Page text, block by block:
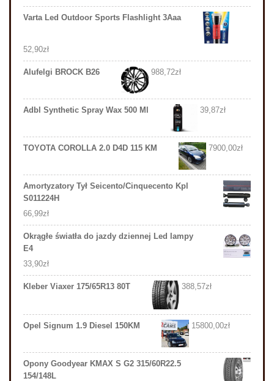
Varta Led Outdoor Sports Flashlight 3Aaa
52,90zł
Alufelgi BROCK B26 988,72zł
Adbl Synthetic Spray Wax 500 Ml 39,87zł
TOYOTA COROLLA 2.0 D4D 115 KM 7900,00zł
Amortyzatory Tył Seicento/Cinquecento Kpl
S011224H
66,99zł
Okrągłe światła do jazdy dziennej Led lampy
E4
33,90zł
Kleber Viaxer 175/65R13 80T 388,57zł
Opel Signum 1.9 Diesel 150KM 15800,00zł
Opony Goodyear KMAX S G2 315/60R22.5
154/148L